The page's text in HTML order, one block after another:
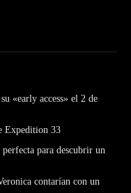
«early access» el 2 de
Expedition 33
para descubrir un
contarían con un